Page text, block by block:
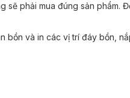
phải mua đúng sản phẩm.
bồn và in các vị trí đáy bồn,